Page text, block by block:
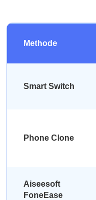
Methode
Smart Switch
Phone Clone
Aiseesoft
FoneEase